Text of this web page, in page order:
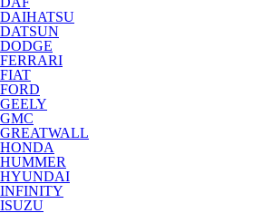
DAIHATSU
DATSUN
DODGE
FERRARI
FIAT
FORD
GEELY
GMC
GREATWALL
HONDA
HUMMER
HYUNDAI
INFINITY
ISUZU